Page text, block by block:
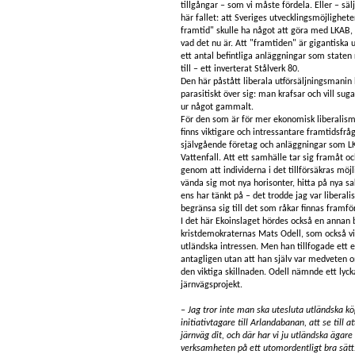
tillgångar – som vi måste fördela. Eller –
här fallet: att Sveriges
framtid" skulle ha något att göra med
vad det nu är. Att "framtiden" är gigantiska
ett antal befintliga anläggningar som staten
till – ett inverterat Stålverk 80.
Den här påstått liberala utförsäljningsmanin
parasitiskt över sig: man krafsar och vill
ur något gammalt.
För den som är för mer ekonomisk
finns viktigare och intressantare
självgående företag och anläggningar som
Vattenfall. Att ett samhälle tar sig framåt
genom att individerna i det tillförsäkras
vända sig mot nya horisonter, hitta på nya
ens har tänkt på – det trodde jag var
begränsa sig till det som råkar finnas
I det här Ekoinslaget hördes också en
kristdemokraternas Mats Odell, som också
utländska intressen. Men han tillfogade ett
antagligen utan att han själv var medveten
den viktiga skillnaden. Odell nämnde ett
järnvägsprojekt.
– Jag tror inte man ska utesluta utländska
initiativtagare till Arlandabanan, att se till
järnväg dit, och där har vi ju utländska
verksamheten på ett utomordentligt bra